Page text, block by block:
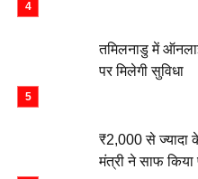
तमिलनाडु में
पर मिलेगी सुविधा
₹2,000 से ज्यादा
मंत्री ने साफ किया